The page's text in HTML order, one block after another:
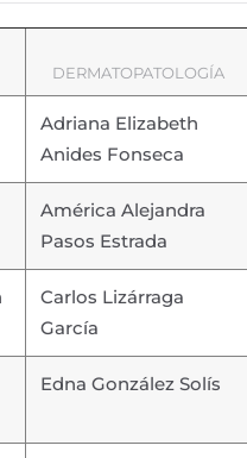
DERMATOPATOLOGÍA
Adriana Elizabeth
Anides Fonseca
América Alejandra
Pasos Estrada
Carlos Lizárraga
García
Edna González Solís